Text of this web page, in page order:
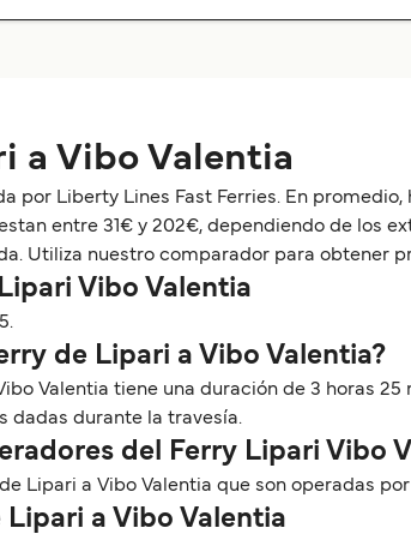
a Vibo Valentia
por Liberty Lines Fast Ferries. En
entre 31€ y 202€, dependiendo de los
Utiliza nuestro comparador para obtener
Vibo Valentia
de Lipari a Vibo Valentia?
Valentia tiene una duración de 3 horas
dadas durante la travesía.
del Ferry Lipari Vibo
Lipari a Vibo Valentia que son operadas
a Vibo Valentia